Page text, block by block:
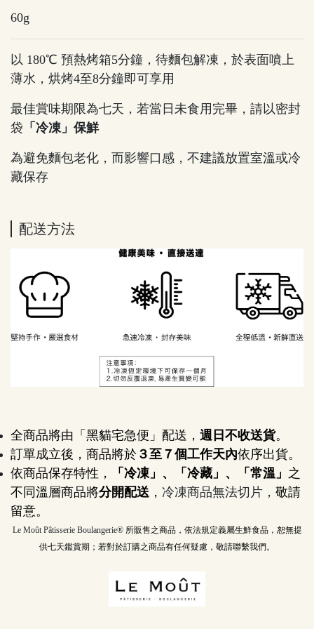
60g
以 180℃ 預熱烤箱5分鐘，待麵包解凍，於表面噴上
薄水，烘烤4至8分鐘即可享用
最佳賞味期限為七天，若當日未食用完畢，請以密封
袋 「冷凍」保鮮
為避免麵包老化，而影響口感，不建議放置室溫或冷
藏保存
配送方法
全商品將由「黑貓宅急便」配送， 週日不收送貨。
訂單成立後，商品將於 ３至７個工作天內依序出貨。
依商品保存特性，
「冷凍」、「冷藏」、「常溫」 之
不同溫層商品將分開配送 ， 冷凍商品無法切片， 敬請
留意。
Le Moût Pâtisserie Boulangerie® 所販售之商品，依法規定義屬生鮮食品，恕無提
供七天鑑賞期；若對於訂購之商品有任何疑慮，敬請聯繫我們。